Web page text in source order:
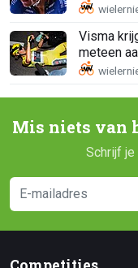
Visma
meteen
Mis niets van
Schrijf